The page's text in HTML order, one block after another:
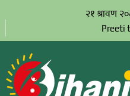
२१ श्रावण
Preeti